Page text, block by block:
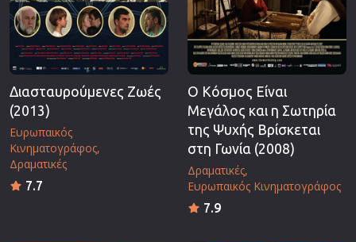
Διασταυρούμενες Ζωές
(2013)
Ευρωπαικός
Κινηματογράφος
Δραματικές
7.7
Ο Κόσμος Είναι
Μεγάλος και η Σωτηρία
της Ψυχής Βρίσκεται
στη Γωνία (2008)
Δραματικές
Ευρωπαικός Κινηματογράφος
7.9